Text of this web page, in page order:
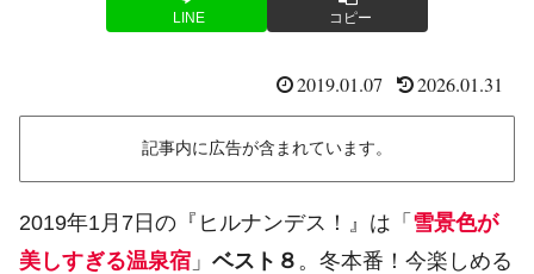
LINE コピー
2019.01.07 2026.01.31
記事内に広告が含まれています。
2019年1月7日の『ヒルナンデス！』は「 雪景色が
美しすぎる温泉宿 」 ベスト８ 。冬本番！今楽しめる